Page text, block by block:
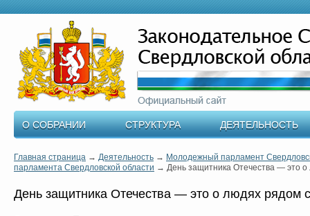
О СОБРАНИИ СТРУКТУРА ДЕЯТЕЛЬНОСТЬ
Главная страница → Деятельность → Молодежный парламент
парламента Свердловской области → День защитника Отечества — это
День защитника Отечества — это о людях рядом